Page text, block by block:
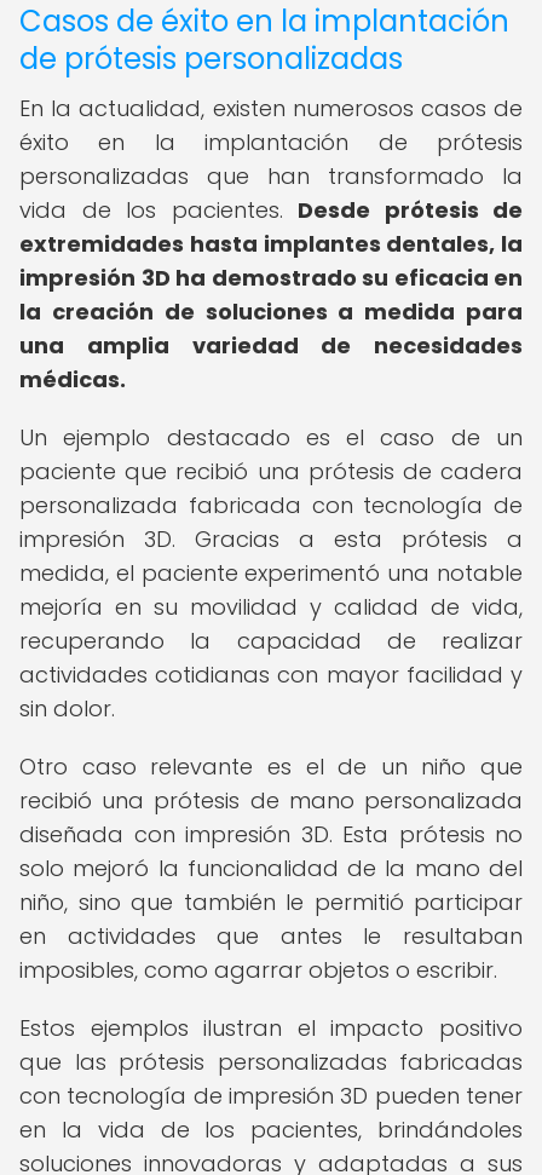
Casos de éxito en la implantación
de prótesis personalizadas
En la actualidad, existen numerosos casos de
éxito en la implantación de prótesis
personalizadas que han transformado la
vida de los pacientes. Desde prótesis de
extremidades hasta implantes dentales, la
impresión 3D ha demostrado su eficacia en
la creación de soluciones a medida para
una amplia variedad de necesidades
médicas.
Un ejemplo destacado es el caso de un
paciente que recibió una prótesis de cadera
personalizada fabricada con tecnología de
impresión 3D. Gracias a esta prótesis a
medida, el paciente experimentó una notable
mejoría en su movilidad y calidad de vida,
recuperando la capacidad de realizar
actividades cotidianas con mayor facilidad y
sin dolor.
Otro caso relevante es el de un niño que
recibió una prótesis de mano personalizada
diseñada con impresión 3D. Esta prótesis no
solo mejoró la funcionalidad de la mano del
niño, sino que también le permitió participar
en actividades que antes le resultaban
imposibles, como agarrar objetos o escribir.
Estos ejemplos ilustran el impacto positivo
que las prótesis personalizadas fabricadas
con tecnología de impresión 3D pueden tener
en la vida de los pacientes, brindándoles
soluciones innovadoras y adaptadas a sus